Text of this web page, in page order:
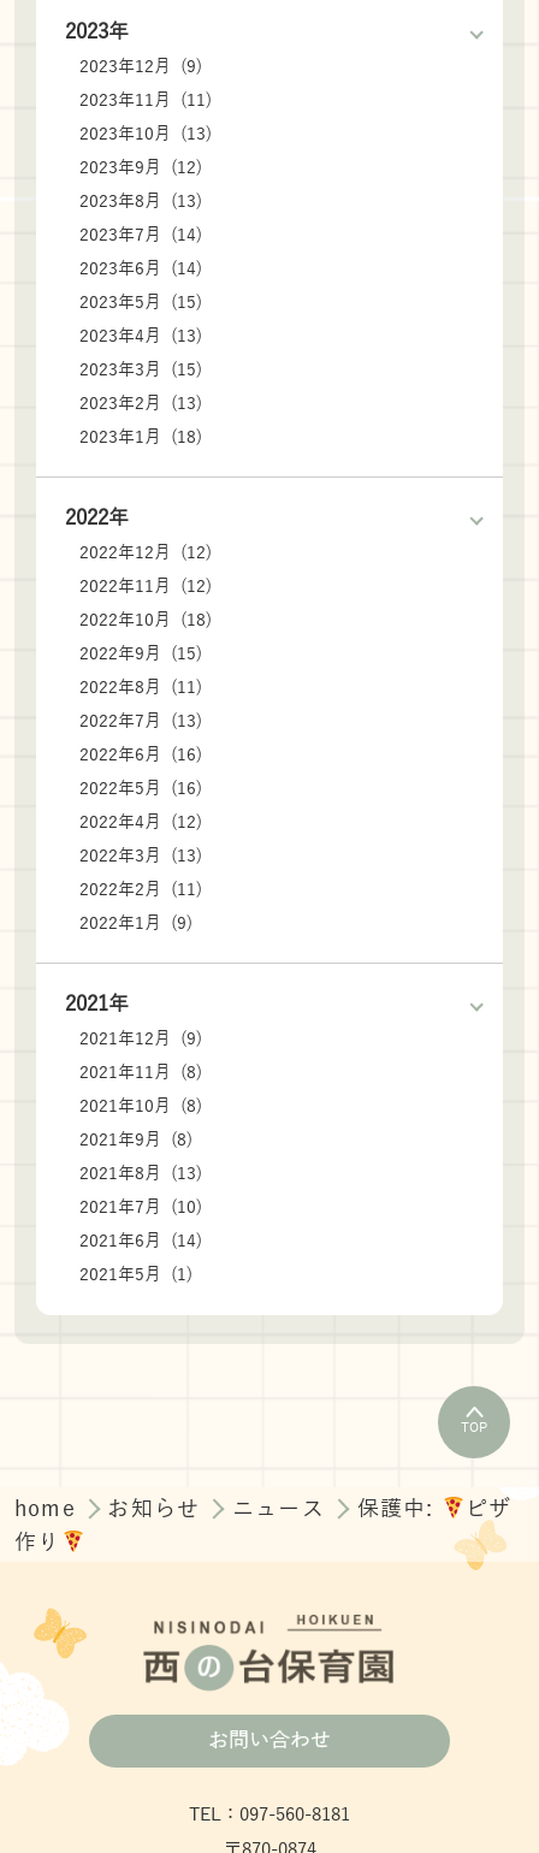
2023年
2023年12月 (9)
2023年11月 (11)
2023年10月 (13)
2023年9月 (12)
2023年8月 (13)
2023年7月 (14)
2023年6月 (14)
2023年5月 (15)
2023年4月 (13)
2023年3月 (15)
2023年2月 (13)
2023年1月 (18)
2022年
2022年12月 (12)
2022年11月 (12)
2022年10月 (18)
2022年9月 (15)
2022年8月 (11)
2022年7月 (13)
2022年6月 (16)
2022年5月 (16)
2022年4月 (12)
2022年3月 (13)
2022年2月 (11)
2022年1月 (9)
2021年
2021年12月 (9)
2021年11月 (8)
2021年10月 (8)
2021年9月 (8)
2021年8月 (13)
2021年7月 (10)
2021年6月 (14)
2021年5月 (1)
TOP
home お知らせ ニュース 保護中:
ピザ
作り
お問い合わせ
TEL：097-560-8181
〒870-0874